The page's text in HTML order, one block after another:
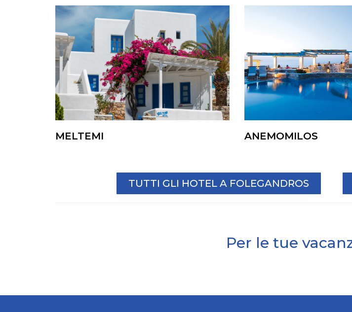
MELTEMI ANEMOMILOS
TUTTI GLI HOTEL A FOLEGANDROS
Per le tue